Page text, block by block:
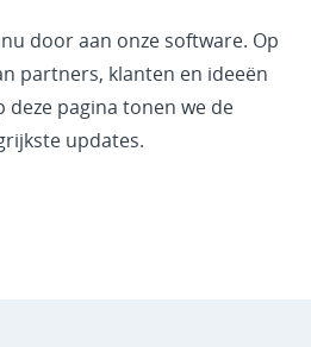
door aan onze software. Op
partners, klanten en ideeën
deze pagina tonen we de
updates.